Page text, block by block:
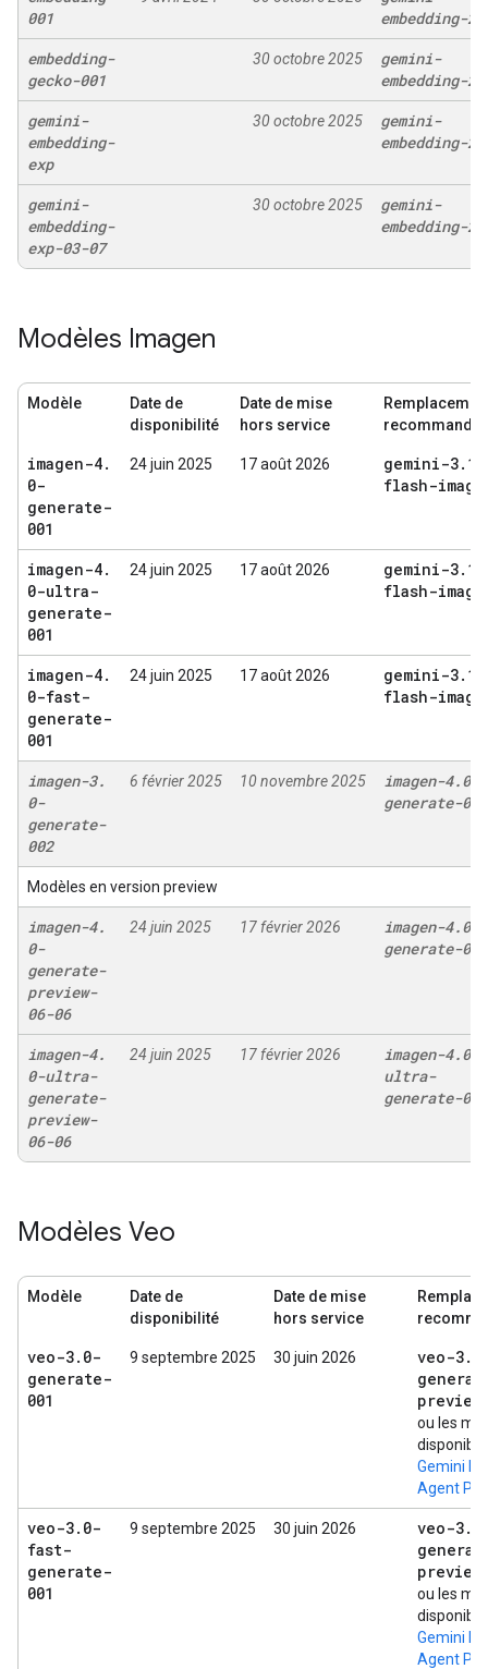
001
embedding-2
embedding-
gecko-001
30 octobre 2025
gemini-
embedding-2
gemini-
embedding-
exp
30 octobre 2025
gemini-
embedding-2
gemini-
embedding-
exp-03-07
30 octobre 2025
gemini-
embedding-2
Modèles Imagen
Modèle
Date de
disponibilité
Date de mise
hors service
recommandé
imagen-4.
0-
generate-
001
24 juin 2025 17 août 2026 gemini-3. 1-
flash-image
imagen-4.
0-ultra-
generate-
001
24 juin 2025 17 août 2026 gemini-3. 1-
flash-image
imagen-4.
0-fast-
generate-
001
24 juin 2025 17 août 2026 gemini-3. 1-
flash-image
imagen-3.
0-
generate-
002
6 février 2025 10 novembre 2025 imagen-4.0-
generate-001
Modèles en version preview
imagen-4.
0-
generate-
preview-
06-06
24 juin 2025 17 février 2026 imagen-4.0-
generate-001
imagen-4.
0-ultra-
generate-
preview-
06-06
24 juin 2025 17 février 2026 imagen-4.0-
ultra-
generate-001
Modèles Veo
Modèle
Date de
disponibilité
Date de mise
hors service
veo-3. 0-
generate-
001
9 septembre 2025 30 juin 2026 veo-3.
preview
ou les
Gemini
Agent
veo-3. 0-
fast-
generate-
001
9 septembre 2025 30 juin 2026 veo-3.
preview
ou les
Gemini
Agent